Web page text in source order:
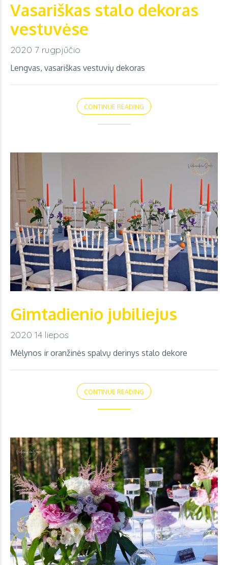
Vasariškas stalo dekoras
vestuvėse
2020 7 rugpjūčio
Lengvas, vasariškas vestuvių dekoras
CONTINUE READING
Gimtadienio jubiliejus
2020 14 liepos
Mėlynos ir oranžinės spalvų derinys stalo dekore
CONTINUE READING